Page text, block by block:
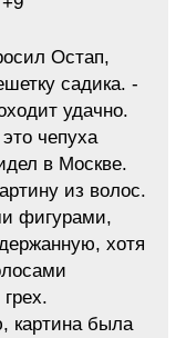
Остап,
садика. -
удачно.
чепуха
в Москве.
из волос.
фигурами,
хотя
картина была